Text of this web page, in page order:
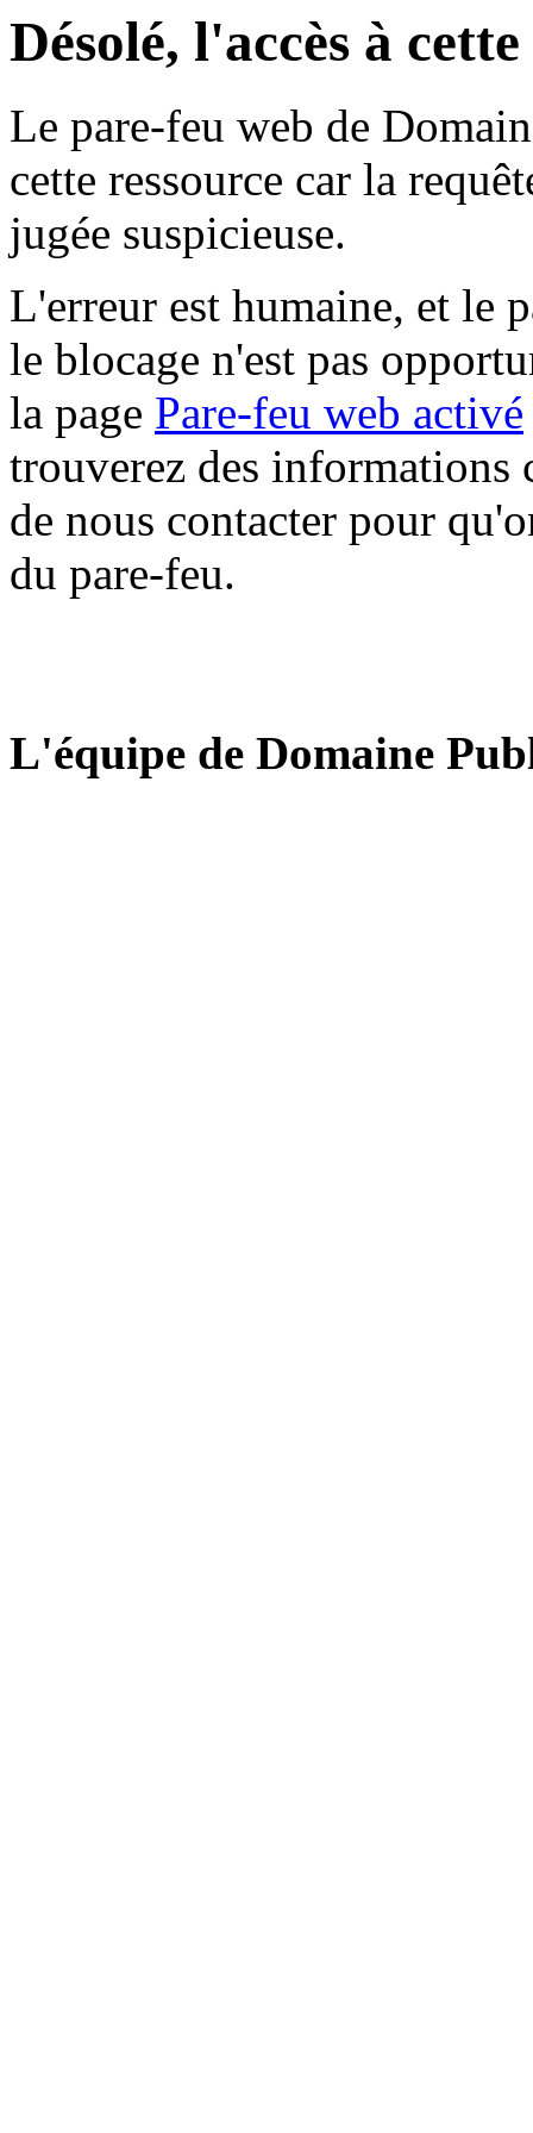
Désolé, l'accès à
Le pare-feu web de
cette ressource car la
jugée suspicieuse.
L'erreur est humaine, et le
le blocage n'est pas
la page Pare-feu web activé
trouverez des informations
de nous contacter pour
du pare-feu.
L'équipe de Domaine